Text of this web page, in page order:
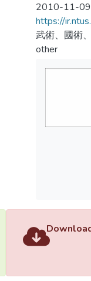
2010-11-09
https://
武術、國術
other